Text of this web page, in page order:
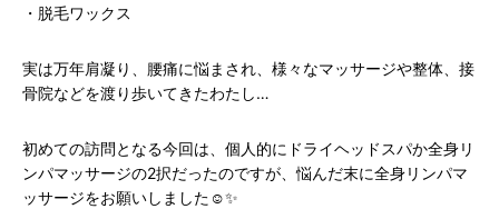
・脱毛ワックス
実は万年肩凝り、腰痛に悩まされ、様々なマッサージや整体、接
骨院などを渡り歩いてきたわたし…
初めての訪問となる今回は、個人的にドライヘッドスパか全身リ
ンパマッサージの2択だったのですが、悩んだ末に全身リンパマ
ッサージをお願いしました☺️✨